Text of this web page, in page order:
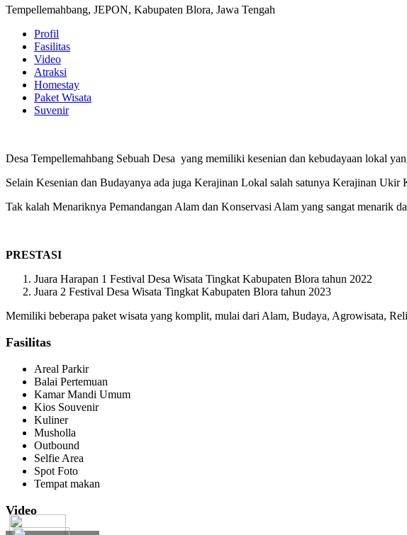
Tempellemahbang, JEPON, Kabupaten Blora, Jawa Tengah
Profil
Fasilitas
Video
Atraksi
Homestay
Paket Wisata
Suvenir
Desa Tempellemahbang Sebuah Desa yang memiliki kesenian dan kebudayaan lokal
Selain Kesenian dan Budayanya ada juga Kerajinan Lokal salah satunya Kerajinan
Tak kalah Menariknya Pemandangan Alam dan Konservasi Alam yang sangat menarik
PRESTASI
Juara Harapan 1 Festival Desa Wisata Tingkat Kabupaten Blora tahun 2022
Juara 2 Festival Desa Wisata Tingkat Kabupaten Blora tahun 2023
Memiliki beberapa paket wisata yang komplit, mulai dari Alam, Budaya, Agrowisata,
Fasilitas
Areal Parkir
Balai Pertemuan
Kamar Mandi Umum
Kios Souvenir
Kuliner
Musholla
Outbound
Selfie Area
Spot Foto
Tempat makan
Video